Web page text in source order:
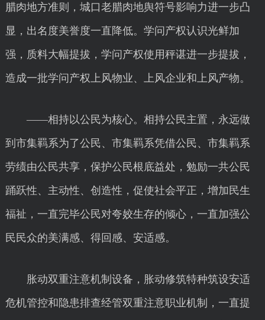
腊肉地方准则，城口老腊肉地舆符号影响力进一步凸
显，出名度美誉度一直降低。学问产权认识光鲜加
强，质料大幅提拔，学问产权使用秤谌进一步提拔，
造成一批学问产权上风物业、上风企业和上风产物。
——相持以公民为核心。相持公民主置，永远做
到市集羁系为了公民、市集羁系凭借公民、市集羁系
劳绩由公民共享，保护公民根底益处，勉励一共公民
踊跃性、主动性、创造性，促使社会平正，增加民生
福祉，一直完毕公民对夸姣生存的倾心，一直加强公
民民众的美满感、得回感、安适感。
胀动双重注意机制设备，胀动修筑特种筑设安适
危机管控和隐患排查经管双重注意职业机制，一直提